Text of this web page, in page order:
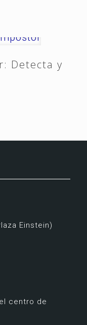
Detecta y
Einstein)
centro de